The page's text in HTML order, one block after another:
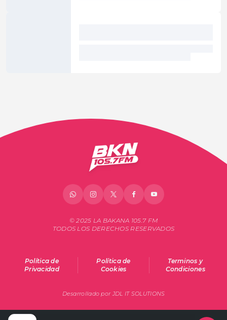
© 2025 LA BAKANA 105.7 FM
TODOS LOS DERECHOS RESERVADOS
Política de
Privacidad
Política de
Cookies
Terminos y
Condiciones
Desarrollado por JDL IT SOLUTIONS